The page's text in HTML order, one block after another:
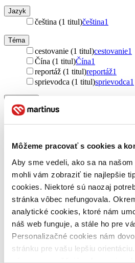
Môžeme pracovať s cookies a
Aby sme vedeli, ako sa na
mohli vám zobraziť tie najlepšie
cookies. Niektoré sú naozaj
stránka vôbec nefungovala.
analytické cookies, ktoré nám
náš web funguje, a stále ho pre
Personalizačné cookies nám
stránku pre vašu lepšiu
nám zas umožňujú zobrazenie
Jazyk
čeština (1 titul)čeština1
Téma
cestovanie (1 titul)cestovanie1
Čína (1 titul)Čína1
reportáž (1 titul)reportáž1
sprievodca (1 titul)sprievodca1
pre cestovateľov (1 titul)
Čína (1 titul)Čína1
Autor
Chen Ming-Pan (1 titul)Chen
Vydavateľstvo
Mi:Lu Publishing (1 titul)
Väzba
brožovaná väzba (1 titul)